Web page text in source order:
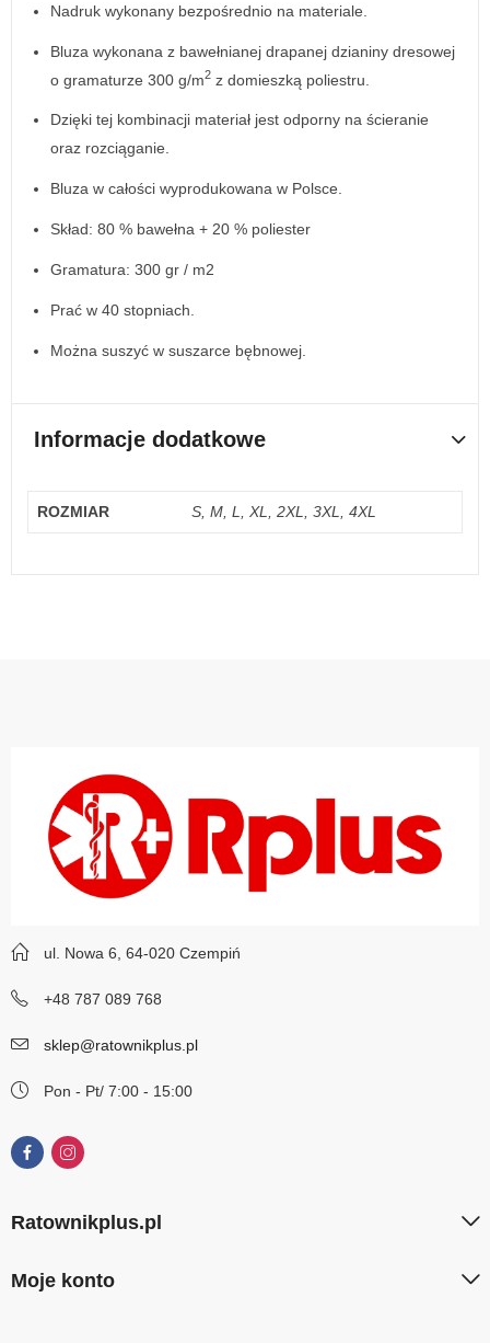
Nadruk wykonany bezpośrednio na materiale.
Bluza wykonana z bawełnianej drapanej dzianiny dresowej
o gramaturze 300 g/m2 z domieszką poliestru.
Dzięki tej kombinacji materiał jest odporny na ścieranie
oraz rozciąganie.
Bluza w całości wyprodukowana w Polsce.
Skład: 80 % bawełna + 20 % poliester
Gramatura: 300 gr / m2
Prać w 40 stopniach.
Można suszyć w suszarce bębnowej.
Informacje dodatkowe
ROZMIAR S, M, L, XL, 2XL, 3XL, 4XL
ul. Nowa 6, 64-020 Czempiń
+48 787 089 768
sklep@ratownikplus.pl
Pon - Pt/ 7:00 - 15:00
Ratownikplus.pl
Moje konto